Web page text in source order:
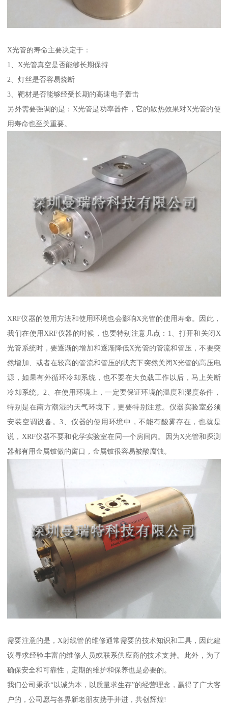
X光管的寿命主要决定于：
1、X光管真空是否能够长期保持
2、灯丝是否容易烧断
3、靶材是否能够经受长期的高速电子轰击
另外需要强调的是：X光管是功率器件，它的散热效果对X光管的使
用寿命也至关重要。
XRF仪器的使用方法和使用环境也会影响X光管的使用寿命。因此，
我们在使用XRF仪器的时候，也要特别注意几点：1、打开和关闭X
光管系统时，要逐渐的增加和逐渐降低X光管的管流和管压，不要突
然增加、或者在较高的管流和管压的状态下突然关闭X光管的高压电
源，如果有外循环冷却系统，也不要在大负载工作以后，马上关断
冷却系统。2、在使用环境上，一定要保证环境的温度和湿度条件，
特别是在南方潮湿的天气环境下，更要特别注意。仪器实验室必须
安装空调设备。3、仪器的使用环境中，不能有酸雾存在，也就是
说，XRF仪器不要和化学实验室在同一个房间内。因为X光管和探测
器都有用金属铍做的窗口，金属铍很容易被酸腐蚀。
需要注意的是，X射线管的维修通常需要的技术知识和工具，因此建
议寻求经验丰富的维修人员或联系供应商的技术支持。此外，为了
确保安全和可靠性，定期的维护和保养也是必要的。
我们公司秉承“以诚为本，以质量求生存”的经营理念，赢得了广大客
户的，公司愿与各界新老朋友携手并进，共创辉煌!